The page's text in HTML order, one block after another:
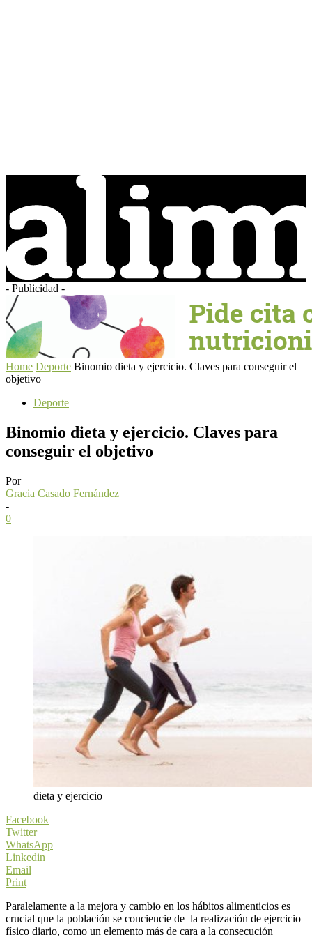
- Publicidad -
Home Deporte Binomio dieta y ejercicio. Claves para conseguir el
objetivo
Deporte
Binomio dieta y ejercicio. Claves para
conseguir el objetivo
Por
Gracia Casado Fernández
-
0
dieta y ejercicio
Facebook
Twitter
WhatsApp
Linkedin
Email
Print
Paralelamente a la mejora y cambio en los hábitos alimenticios es
crucial que la población se conciencie de la realización de ejercicio
físico diario, como un elemento más de cara a la consecución